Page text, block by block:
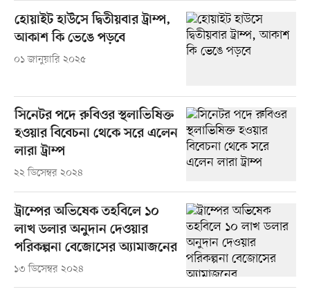
হোয়াইট হাউসে দ্বিতীয়বার ট্রাম্প,
আকাশ কি ভেঙে পড়বে
০১ জানুয়ারি ২০২৫
সিনেটর পদে রুবিওর স্থলাভিষিক্ত
হওয়ার বিবেচনা থেকে সরে এলেন
লারা ট্রাম্প
২২ ডিসেম্বর ২০২৪
ট্রাম্পের অভিষেক তহবিলে ১০
লাখ ডলার অনুদান দেওয়ার
পরিকল্পনা বেজোসের অ্যামাজনের
১৩ ডিসেম্বর ২০২৪